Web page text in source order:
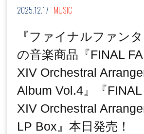
MUSIC
2025.12.17
『ファイナルファンタ
の音楽商品『FINAL
XIV Orchestral
Album Vol.4』『
XIV Orchestral
LP Box』本日発売！